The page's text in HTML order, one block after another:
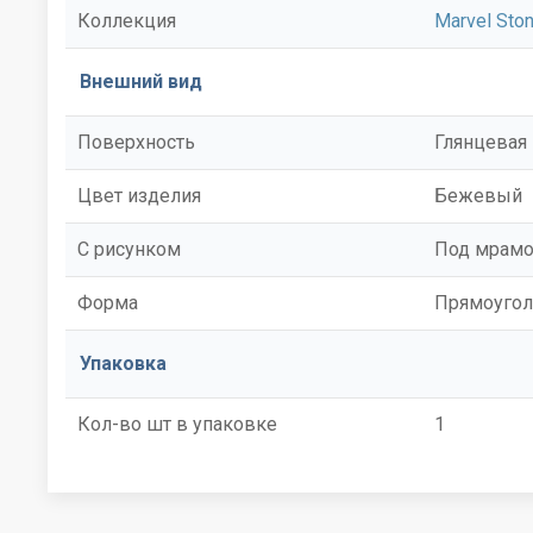
Коллекция Marvel
Внешний вид
Поверхность Глянцевая
Цвет изделия Бежевый
С рисунком Под
Форма
Упаковка
Кол-во шт в упаковке 1